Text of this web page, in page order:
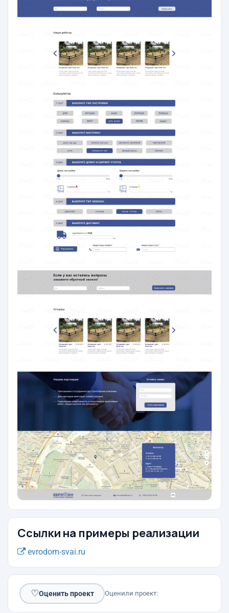
Ссылки на примеры реализации
evrodom-svai.ru
♡Оценить проект Оценили проект: